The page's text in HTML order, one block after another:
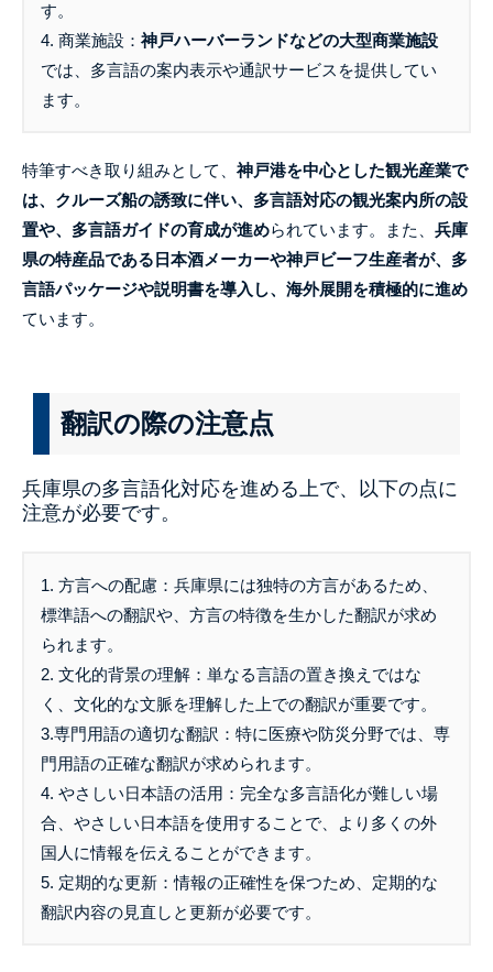
す。
4. 商業施設： 神戸ハーバーランドなどの大型商業施設
では、多言語の案内表示や通訳サービスを提供してい
ます。
特筆すべき取り組みとして、 神戸港を中心とした観光産業で
は、クルーズ船の誘致に伴い、多言語対応の観光案内所の設
置や、多言語ガイドの育成が進められています。また、 兵庫
県の特産品である日本酒メーカーや神戸ビーフ生産者が、多
言語パッケージや説明書を導入し、海外展開を積極的に進め
ています。
翻訳の際の注意点
兵庫県の多言語化対応を進める上で、以下の点に
注意が必要です。
1. 方言への配慮：兵庫県には独特の方言があるため、
標準語への翻訳や、方言の特徴を生かした翻訳が求め
られます。
2. 文化的背景の理解：単なる言語の置き換えではな
く、文化的な文脈を理解した上での翻訳が重要です。
3.専門用語の適切な翻訳：特に医療や防災分野では、専
門用語の正確な翻訳が求められます。
4. やさしい日本語の活用：完全な多言語化が難しい場
合、やさしい日本語を使用することで、より多くの外
国人に情報を伝えることができます。
5. 定期的な更新：情報の正確性を保つため、定期的な
翻訳内容の見直しと更新が必要です。